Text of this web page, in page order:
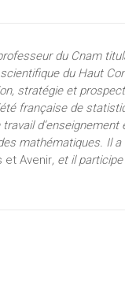
du Cnam
du Haut
stratégie et
française de
mathématiques. Il
et Avenir, et il